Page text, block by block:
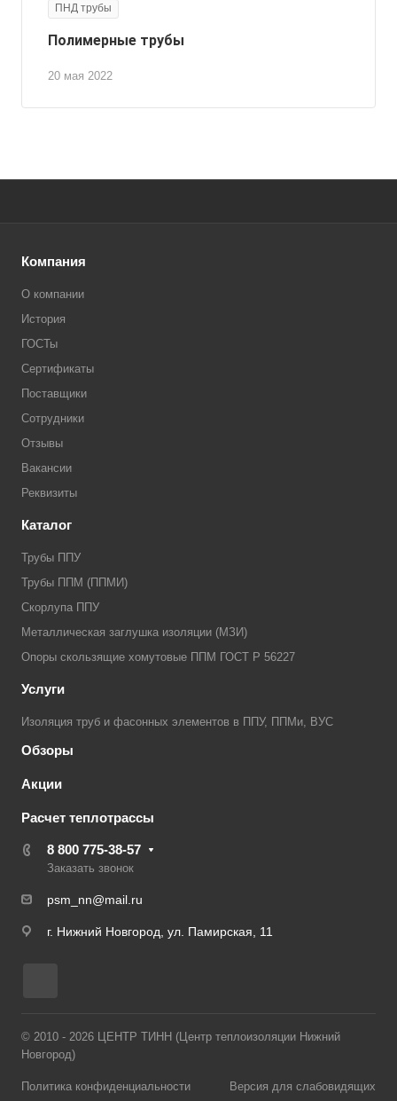
ПНД трубы
20 мая 2022
Полимерные трубы
Компания
О компании
История
ГОСТы
Сертификаты
Поставщики
Сотрудники
Отзывы
Вакансии
Реквизиты
Каталог
Трубы ППУ
Трубы ППМ (ППМИ)
Скорлупа ППУ
Металлическая заглушка изоляции (МЗИ)
Опоры скользящие хомутовые ППМ ГОСТ Р 56227
Услуги
Изоляция труб и фасонных элементов в ППУ, ППМи, ВУС
Обзоры
Акции
Расчет теплотрассы
8 800 775-38-57
Заказать звонок
psm_nn@mail.ru
г. Нижний Новгород, ул. Памирская, 11
© 2010 - 2026 ЦЕНТР ТИНН (Центр теплоизоляции Нижний
Новгород)
Политика конфиденциальности Версия для слабовидящих